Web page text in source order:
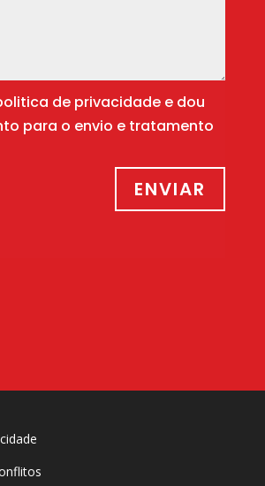
de privacidade e dou
para o envio e tratamento
ENVIAR